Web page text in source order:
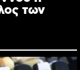
των